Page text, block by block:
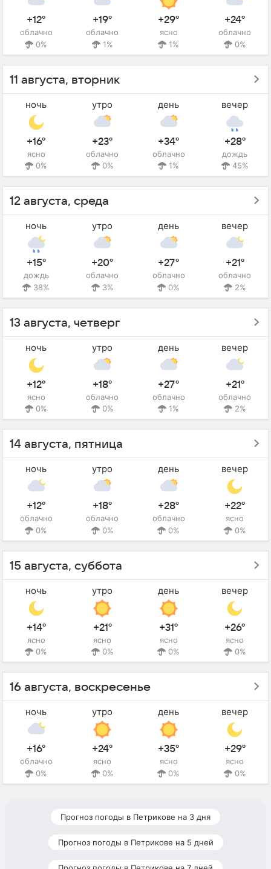
+12°
облачно
0%
+19°
облачно
1%
+29°
ясно
1%
+24°
облачно
0%
11 августа, вторник
ночь
+16°
ясно
0%
утро
+23°
облачно
0%
день
+34°
облачно
1%
вечер
+28°
дождь
45%
12 августа, среда
ночь
+15°
дождь
38%
утро
+20°
облачно
3%
день
+27°
облачно
0%
вечер
+21°
облачно
2%
13 августа, четверг
ночь
+12°
ясно
0%
утро
+18°
облачно
0%
день
+27°
облачно
1%
вечер
+21°
облачно
2%
14 августа, пятница
ночь
+12°
облачно
0%
утро
+18°
облачно
0%
день
+28°
облачно
0%
вечер
+22°
ясно
0%
15 августа, суббота
ночь
+14°
ясно
0%
утро
+21°
ясно
0%
день
+31°
ясно
0%
вечер
+26°
ясно
0%
16 августа, воскресенье
ночь
+16°
облачно
0%
утро
+24°
ясно
0%
день
+35°
ясно
0%
вечер
+29°
ясно
0%
Прогноз погоды в Петрикове на 3 дня
Прогноз погоды в Петрикове на 5 дней